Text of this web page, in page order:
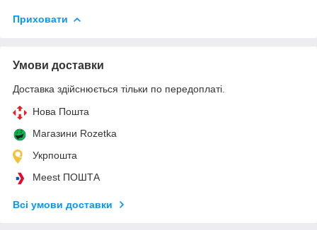
Приховати
Умови доставки
Доставка здійснюється тільки по передоплаті.
Нова Пошта
Магазини Rozetka
Укрпошта
Meest ПОШТА
Всі умови доставки